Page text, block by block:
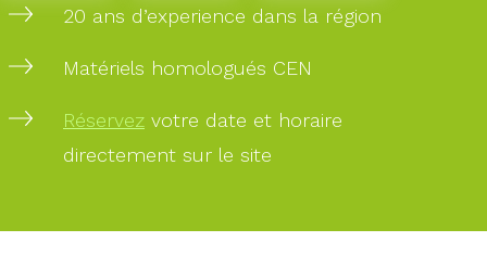
20 ans d’experience dans la région
Matériels homologués CEN
Réservez votre date et horaire
directement sur le site
PAIEMENT